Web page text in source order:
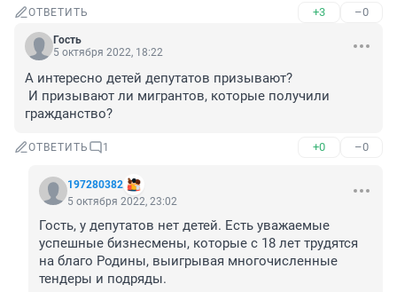
ОТВЕТИТЬ +3 –0
Гость
5 октября 2022, 18:22
А интересно детей депутатов призывают?
И призывают ли мигрантов, которые получили
гражданство?
ОТВЕТИТЬ 1 +0 –0
197280382
5 октября 2022, 23:02
Гость, у депутатов нет детей. Есть уважаемые
успешные бизнесмены, которые с 18 лет трудятся
на благо Родины, выигрывая многочисленные
тендеры и подряды.